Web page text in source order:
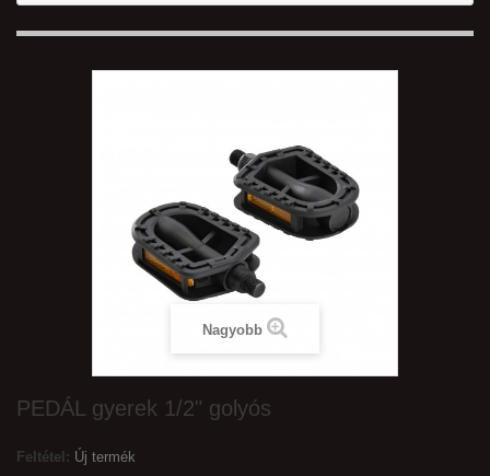
Nagyobb
PEDÁL gyerek 1/2" golyós
Feltétel: Új termék